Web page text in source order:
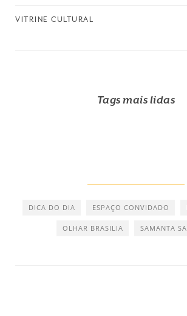
VITRINE CULTURAL
Tags mais lidas
DICA DO DIA ESPAÇO CONVIDADO
OLHAR BRASILIA SAMANTA